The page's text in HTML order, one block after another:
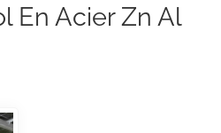
En Acier Zn Al